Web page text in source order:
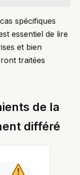
spécifiques
essentiel de lire
et bien
traitées
de la
différé